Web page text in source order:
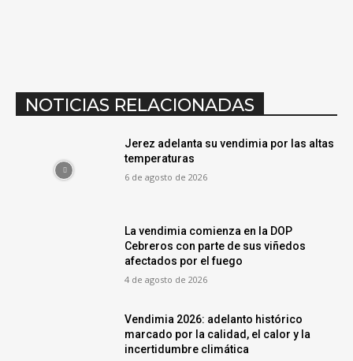
NOTICIAS RELACIONADAS
Jerez adelanta su vendimia por las altas
temperaturas
6 de agosto de 2026
La vendimia comienza en la DOP
Cebreros con parte de sus viñedos
afectados por el fuego
4 de agosto de 2026
Vendimia 2026: adelanto histórico
marcado por la calidad, el calor y la
incertidumbre climática